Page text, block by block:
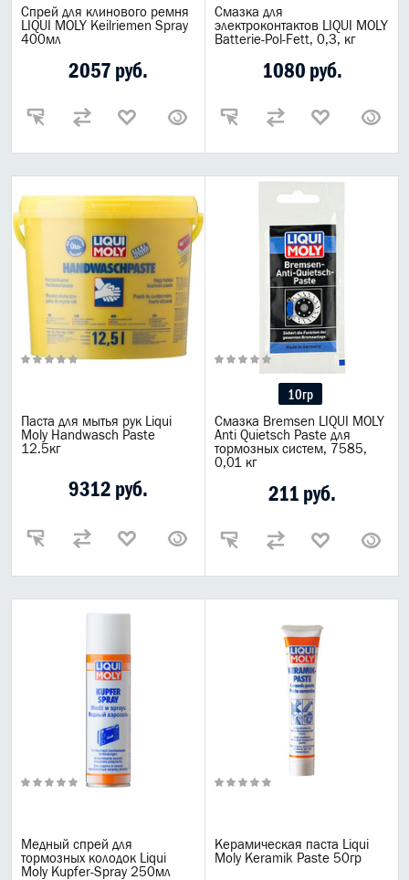
Спрей для клинового ремня
LIQUI MOLY Keilriemen Spray
400мл
2057 руб.
Смазка для
электроконтактов LIQUI MOLY
Batterie-Pol-Fett, 0,3, кг
1080 руб.
Паста для мытья рук Liqui
Moly Handwasch Paste
12.5кг
9312 руб.
10гр
Смазка Bremsen LIQUI MOLY
Anti Quietsch Paste для
тормозных систем, 7585,
0,01 кг
211 руб.
Медный спрей для
тормозных колодок Liqui
Moly Kupfer-Spray 250мл
Керамическая паста Liqui
Moly Keramik Paste 50гр